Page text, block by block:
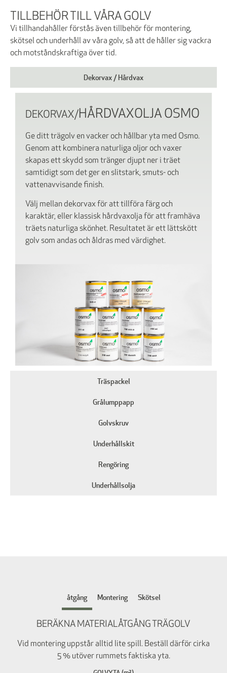
TILLBEHÖR TILL VÅRA GOLV
Vi tillhandahåller förstås även tillbehör för montering,
skötsel och underhåll av våra golv, så att de håller sig vackra
och motståndskraftiga över tid.
Dekorvax / Hårdvax
Träspackel
Grålumppapp
Golvskruv
Underhållskit
Rengöring
Underhållsolja
DEKORVAX/ HÅRDVAXOLJA OSMO
Ge ditt trägolv en vacker och hållbar yta med Osmo.
Genom att kombinera naturliga oljor och vaxer
skapas ett skydd som tränger djupt ner i träet
samtidigt som det ger en slitstark, smuts- och
vattenavvisande finish.
Välj mellan dekorvax för att tillföra färg och
karaktär, eller klassisk hårdvaxolja för att framhäva
träets naturliga skönhet. Resultatet är ett lättskött
golv som andas och åldras med värdighet.
åtgång Montering Skötsel
BERÄKNA MATERIALÅTGÅNG TRÄGOLV
Vid montering uppstår alltid lite spill. Beställ därför cirka
5 % utöver rummets faktiska yta.